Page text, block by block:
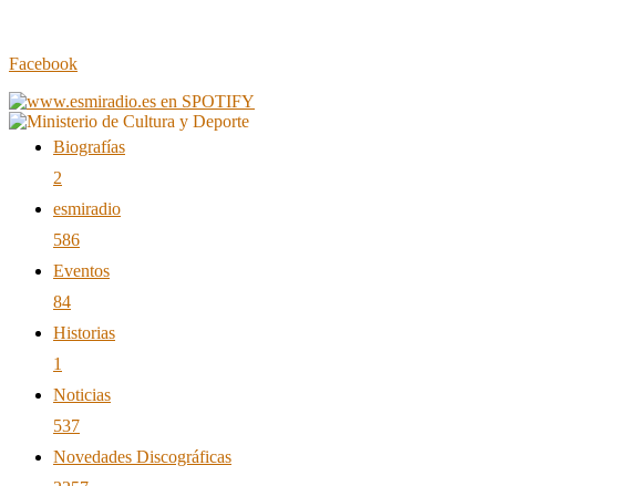
Facebook
Biografías
2
esmiradio
586
Eventos
84
Historias
1
Noticias
537
Novedades Discográficas